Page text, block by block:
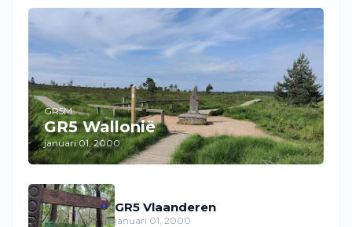
GR5M
GR5 Wallonië
januari 01, 2000
GR5 Vlaanderen
januari 01, 2000